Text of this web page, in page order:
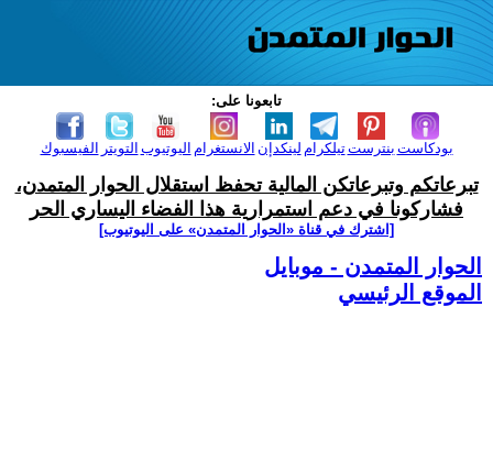
تابعونا على:
الفيسبوك التويتر اليوتيوب الانستغرام لينكدإن تيلكرامبنترست بودكاست
تبرعاتكم وتبرعاتكن المالية تحفظ استقلال الحوار المتمدن،
فشاركونا في دعم استمرارية هذا الفضاء اليساري الحر
[اشترك في قناة ‫«الحوار المتمدن» على اليوتيوب]
الحوار المتمدن - موبايل
الموقع الرئيسي